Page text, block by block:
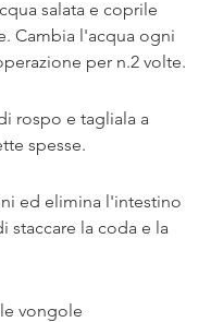
salata e coprile
Cambia l'acqua ogni
per n.2 volte.
rospo e tagliala a
spesse.
ed elimina l'intestino
staccare la coda e la
vongole